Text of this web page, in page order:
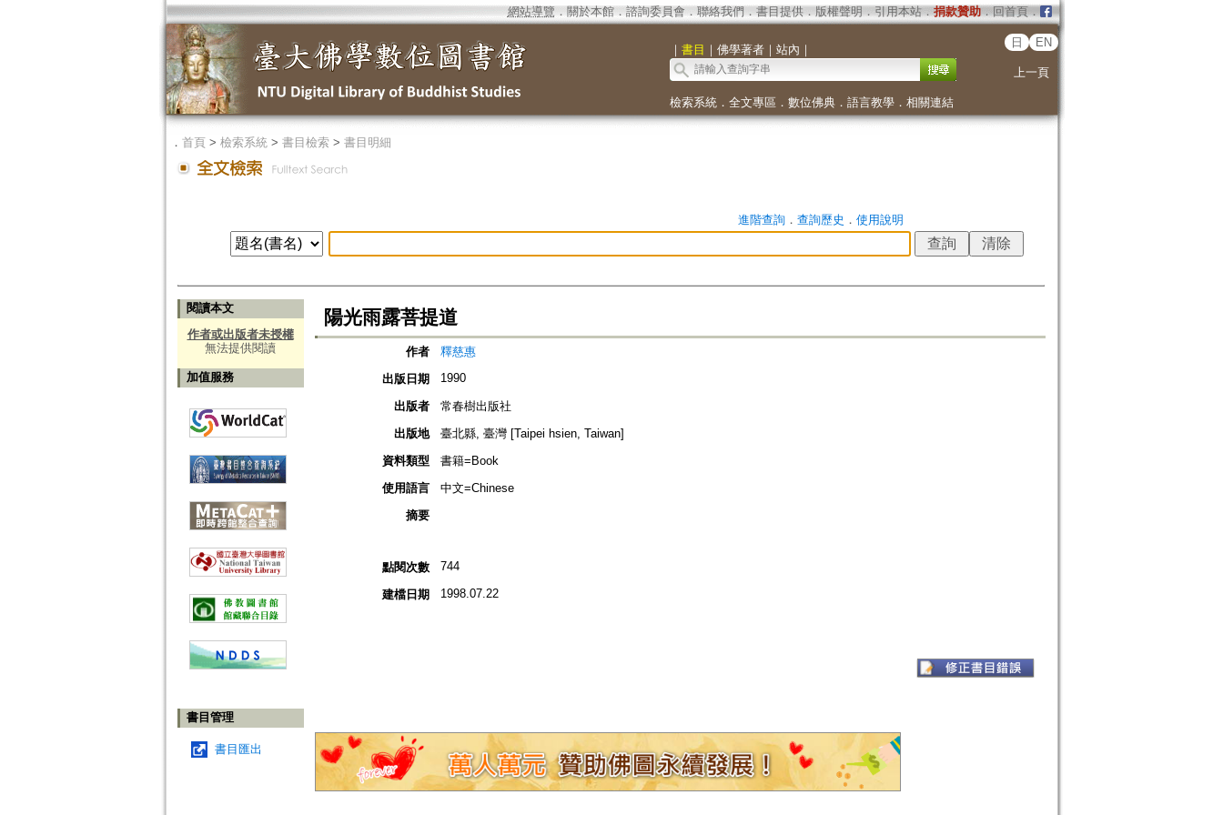
網站導覽 ． 關於本館． 諮詢委員會． 聯絡我們 ． 書目提供． 版權聲明 ． 引用本站． 捐款贊助．回首頁．
｜ 書目 ｜ 佛學著者｜ 站內 ｜
日 EN
上一頁
檢索系統． 全文專區 ． 數位佛典． 語言教學． 相關連結
． 首頁> 檢索系統> 書目檢索> 書目明細
進階查詢． 查詢歷史 ． 使用說明
閱讀本文
作者或出版者未授權
無法提供閱讀
加值服務
書目管理
書目匯出
陽光雨露菩提道
作者
釋慈惠
出版日期
1990
出版者
常春樹出版社
出版地
臺北縣, 臺灣 [Taipei hsien, Taiwan]
資料類型
書籍=Book
使用語言
中文=Chinese
摘要
點閱次數 744
建檔日期 1998.07.22